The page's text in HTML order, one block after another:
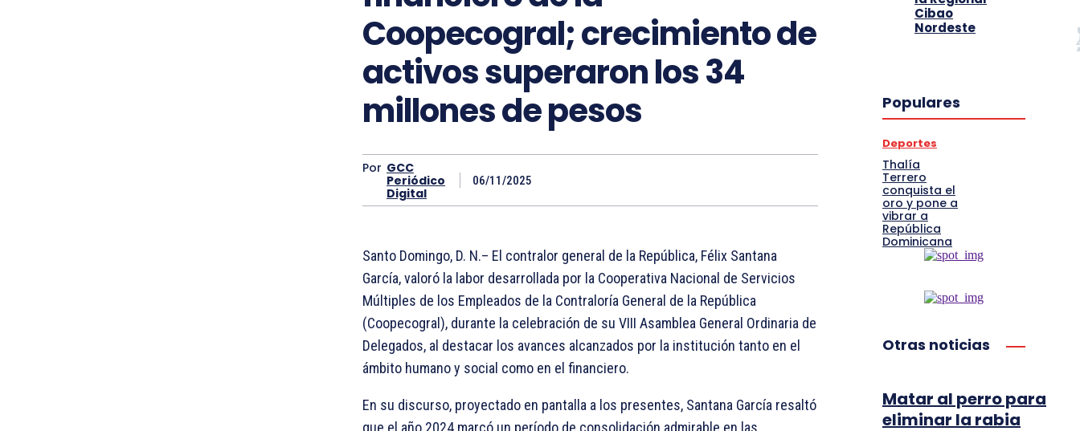
Coopecogral; crecimiento de
activos superaron los 34
millones de pesos
Por GCC
Periódico
Digital
06/11/2025
Santo Domingo, D. N.– El contralor general de la República, Félix Santana
García, valoró la labor desarrollada por la Cooperativa Nacional de Servicios
Múltiples de los Empleados de la Contraloría General de la República
(Coopecogral), durante la celebración de su VIII Asamblea General Ordinaria de
Delegados, al destacar los avances alcanzados por la institución tanto en el
ámbito humano y social como en el financiero.
En su discurso, proyectado en pantalla a los presentes, Santana García resaltó
que el año 2024 marcó un período de consolidación admirable en las
Cibao
Nordeste
Populares
Deportes
Thalía
Terrero
conquista el
oro y pone a
vibrar a
República
Dominicana
Otras noticias
Matar al perro para
eliminar la rabia